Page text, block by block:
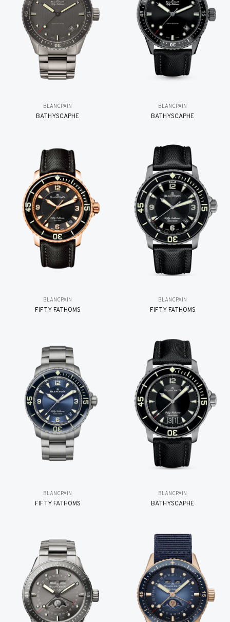
BLANCPAIN
BATHYSCAPHE
BLANCPAIN
BATHYSCAPHE
BLANCPAIN
FIFTY FATHOMS
BLANCPAIN
FIFTY FATHOMS
BLANCPAIN
FIFTY FATHOMS
BLANCPAIN
BATHYSCAPHE